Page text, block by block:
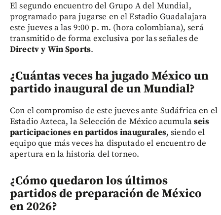
El segundo encuentro del Grupo A del Mundial,
programado para jugarse en el Estadio Guadalajara
este jueves a las 9:00 p. m. (hora colombiana), será
transmitido de forma exclusiva por las señales de
Directv y Win Sports.
¿Cuántas veces ha jugado México un
partido inaugural de un Mundial?
Con el compromiso de este jueves ante Sudáfrica en el
Estadio Azteca, la Selección de México acumulaseis
participaciones en partidos inaugurales, siendo el
equipo que más veces ha disputado el encuentro de
apertura en la historia del torneo.
¿Cómo quedaron los últimos
partidos de preparación de México
en 2026?